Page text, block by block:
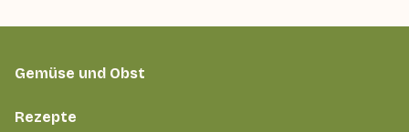
Gemüse und Obst
Rezepte